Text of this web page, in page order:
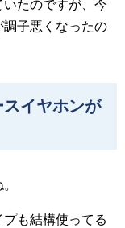
たのですが、今
調子悪くなったの
イヤホンが
も結構使ってる